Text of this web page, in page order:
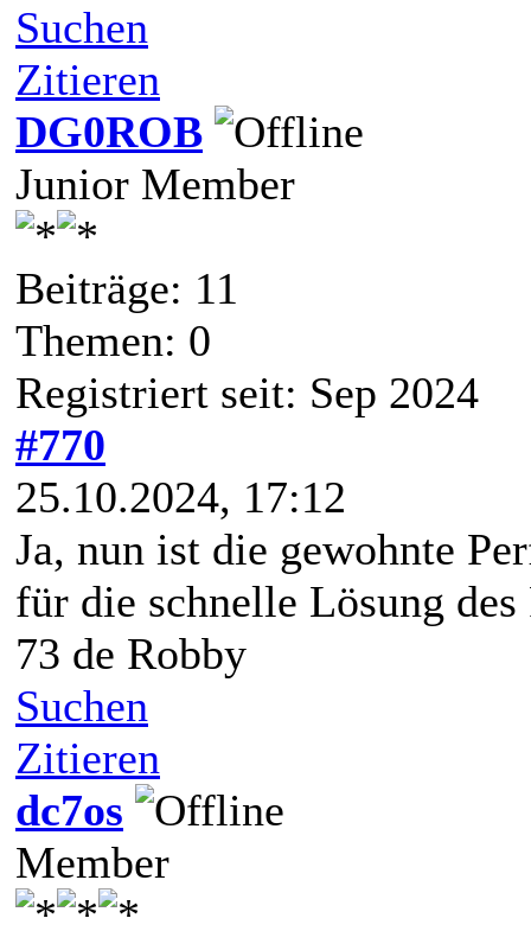
Suchen
Zitieren
DG0ROB
Junior Member
Beiträge: 11
Themen: 0
Registriert seit: Sep 2024
#770
25.10.2024, 17:12
Ja, nun ist die gewohnte
für die schnelle Lösung des
73 de Robby
Suchen
Zitieren
dc7os
Member